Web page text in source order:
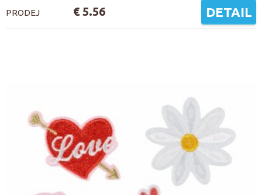
PRODEJ € 5.56 DETAIL